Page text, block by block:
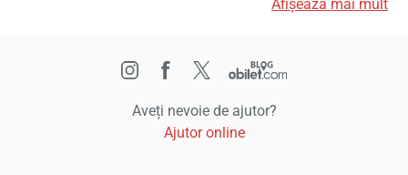
Afișează mai mult
Aveți nevoie de ajutor?
Ajutor online